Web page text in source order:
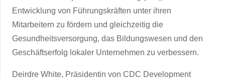
Entwicklung von Führungskräften unter ihren
Mitarbeitern zu fördern und gleichzeitig die
Gesundheitsversorgung, das Bildungswesen und den
Geschäftserfolg lokaler Unternehmen zu verbessern.
Deirdre White, Präsidentin von CDC Development